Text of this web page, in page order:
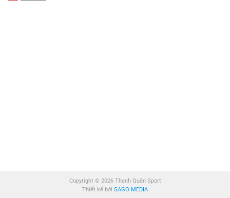
Copyright © 2026 Thanh Quân Sport
Thiết kế bởi SAGO MEDIA